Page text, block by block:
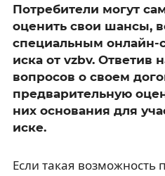
Потребители могут
оценить свои шансы,
специальным онлайн-
иска от vzbv. Ответив
вопросов о своем
предварительную
них основания для
иске.
Если такая возможность